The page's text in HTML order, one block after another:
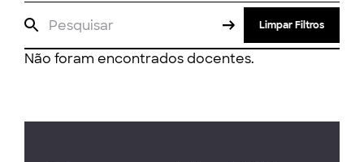
Limpar Filtros
Não foram encontrados docentes.